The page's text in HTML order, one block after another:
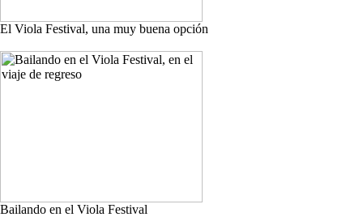
El Viola Festival, una muy buena opción
Bailando en el Viola Festival